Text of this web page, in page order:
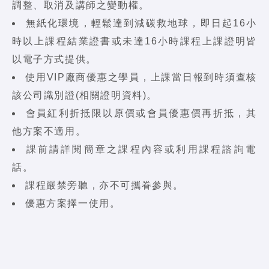
調整、取消及講師之變動權。
無紙化環境，輕鬆達到減碳救地球，即日起16小
時以上課程結業證書或未達16小時課程上課證明皆
以電子方式提供。
使用VIP廠商優惠之學員，上課當日報到時須查核
該公司識別證(相關證明資料)。
會員紅利折抵限以原價或會員優惠價再折抵，其
他方案不適用。
課前請詳閱簡章之課程內容或利用課程諮詢電
話。
課程嚴禁旁聽，亦不可攜眷參與。
優惠方案擇一使用。